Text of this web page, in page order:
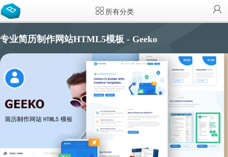
所有分类
专业简历制作网站HTML5模板 - Geeko